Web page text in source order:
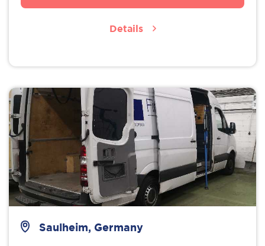
Details
Saulheim, Germany